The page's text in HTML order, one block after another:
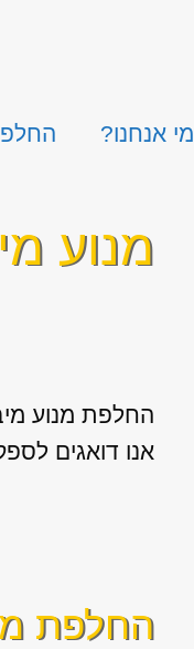
מי אנחנו?
מנוע
החלפת מנוע
אנו דואגים
החלפת